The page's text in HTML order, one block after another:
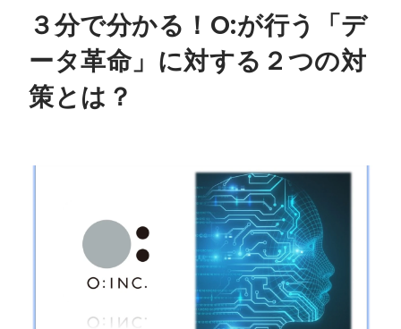
３分で分かる！O:が行う「デ
ータ革命」に対する２つの対
策とは？